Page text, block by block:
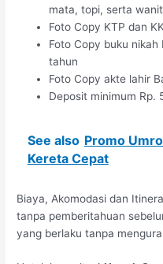
mata, topi, serta
Foto Copy KTP dan
Foto Copy buku
tahun
Foto Copy akte lahir
Deposit minimum Rp.
See also Promo
Kereta Cepat
Biaya, Akomodasi dan
tanpa pemberitahuan
yang berlaku tanpa